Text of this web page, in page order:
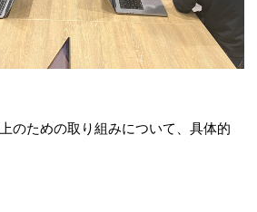
のための取り組みについて、具体的